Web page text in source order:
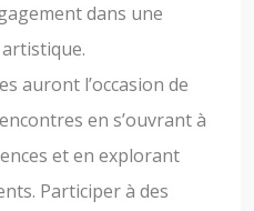
dans une
auront l’occasion de
en s’ouvrant à
et en explorant
Participer à des